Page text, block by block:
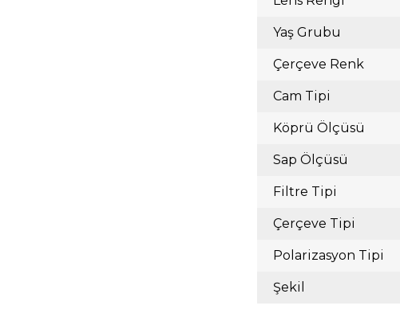
Yaş Grubu
Çerçeve Renk
Cam Tipi
Köprü Ölçüsü
Sap Ölçüsü
Filtre Tipi
Çerçeve Tipi
Polarizasyon Tipi
Şekil